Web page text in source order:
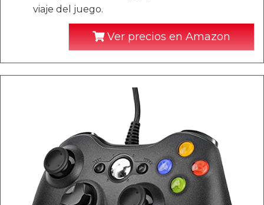
viaje del juego.
Ver precios en Amazon